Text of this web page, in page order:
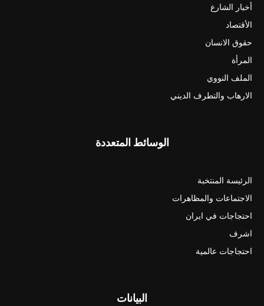
أخبار الشارع
الأقتصاد
حقوق الانسان
المرأة
الملف النووي
الارهاب والتطرف الديني
الوسائط المتعددة
الرئيسة المنتخبة
الاجتماعات والمظاهرات
احتجاجات في ايران
اشرف
احتجاجات عالمية
البيانات